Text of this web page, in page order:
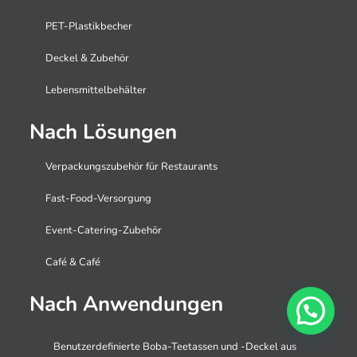
PET-Plastikbecher
Deckel & Zubehör
Lebensmittelbehälter
Nach Lösungen
Verpackungszubehör für Restaurants
Fast-Food-Versorgung
Event-Catering-Zubehör
Café & Café
Nach Anwendungen
Benutzerdefinierte Boba-Teetassen und -Deckel aus